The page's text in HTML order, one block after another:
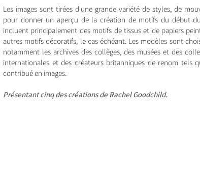
Les images sont tirées d'une grande variété de styles, de
pour donner un aperçu de la création de motifs du début
incluent principalement des motifs de tissus et de papiers
autres motifs décoratifs, le cas échéant. Les modèles sont
notamment les archives des collèges, des musées et des
internationales et des créateurs britanniques de renom tels
contribué en images.
Présentant cinq des créations de Rachel Goodchild.